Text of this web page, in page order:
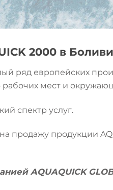
2000 в
ряд европейских
рабочих мест и
спектр услуг.
продажу продукции
AQUAQUICK